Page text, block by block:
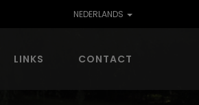
NEDERLANDS
LINKS CONTACT